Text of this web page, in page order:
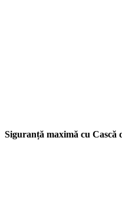
Siguranță maximă cu Cască